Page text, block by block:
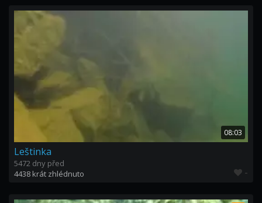
08:03
Leštinka
5472 dny před
4438 krát zhlédnuto
-